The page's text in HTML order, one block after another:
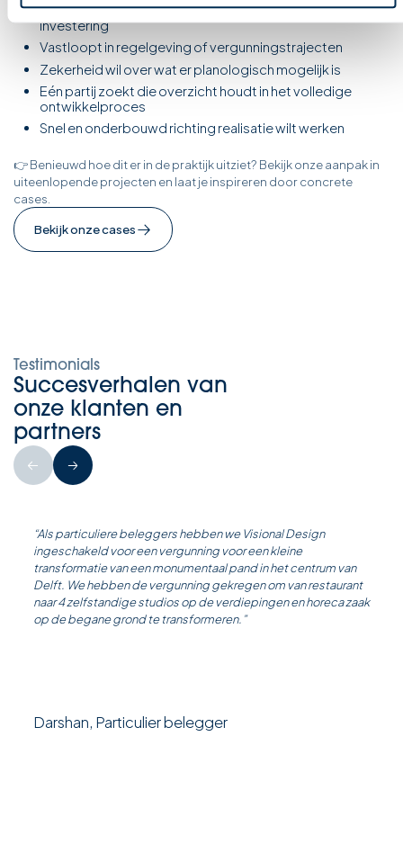
Een vastgoed idee wil toetsen vóór aankoop of
investering
Vastloopt in regelgeving of vergunningstrajecten
Zekerheid wil over wat er planologisch mogelijk is
Eén partij zoekt die overzicht houdt in het volledige
ontwikkelproces
Snel en onderbouwd richting realisatie wilt werken
👉 Benieuwd hoe dit er in de praktijk uitziet? Bekijk onze aanpak in
uiteenlopende projecten en laat je inspireren door concrete
cases.
Bekijk onze cases
Testimonials
Succesverhalen van
onze klanten en
partners
“Als particuliere beleggers hebben we Visional Design
ingeschakeld voor een vergunning voor een kleine
transformatie van een monumentaal pand in het centrum van
Delft. We hebben de vergunning gekregen om van restaurant
naar 4 zelfstandige studios op de verdiepingen en horeca zaak
op de begane grond te transformeren.”
Darshan, Particulier belegger